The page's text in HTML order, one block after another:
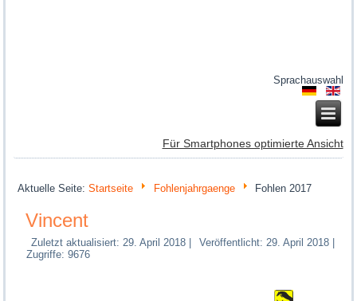
Sprachauswahl
Für Smartphones optimierte Ansicht
Aktuelle Seite:Startseite Fohlenjahrgaenge Fohlen 2017
Vincent
Zuletzt aktualisiert: 29. April 2018 Veröffentlicht: 29. April 2018
Zugriffe: 9676